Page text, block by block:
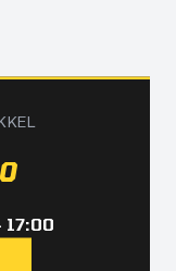
17:00